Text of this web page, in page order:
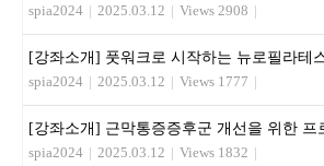
spia2024 | 2025.03.12 | Views 2908 |
[강좌소개] 풋워크로 시작하는 뉴로필라테
spia2024 | 2025.03.12 | Views 1777 |
[강좌소개] 근막통증증후군 개선을 위한 프
spia2024 | 2025.03.12 | Views 1832 |